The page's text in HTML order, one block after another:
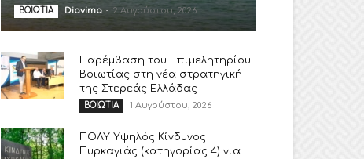
ΒΟΙΩΤΙΑ Diavima - 2 Αυγούστου, 2026
Παρέμβαση του Επιμελητηρίου
Βοιωτίας στη νέα στρατηγική
της Στερεάς Ελλάδας
ΒΟΙΩΤΙΑ 1 Αυγούστου, 2026
ΠΟΛΥ Υψηλός Κίνδυνος
Πυρκαγιάς (κατηγορίας 4) για